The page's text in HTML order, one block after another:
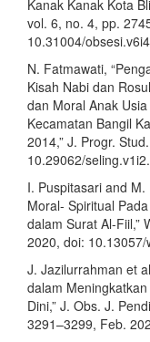
Kanak Kanak Kota
vol. 6, no. 4, pp.
10.31004/
N. Fatmawati,
Kisah Nabi dan
dan Moral Anak
Kecamatan Bangil
2014,” J. Progr.
10.29062/
I. Puspitasari and
Moral- Spiritual
dalam Surat Al-Fiil,”
2020, doi:
J. Jazilurrahman et
dalam
Dini,” J. Obs. J.
3291–3299, Feb.